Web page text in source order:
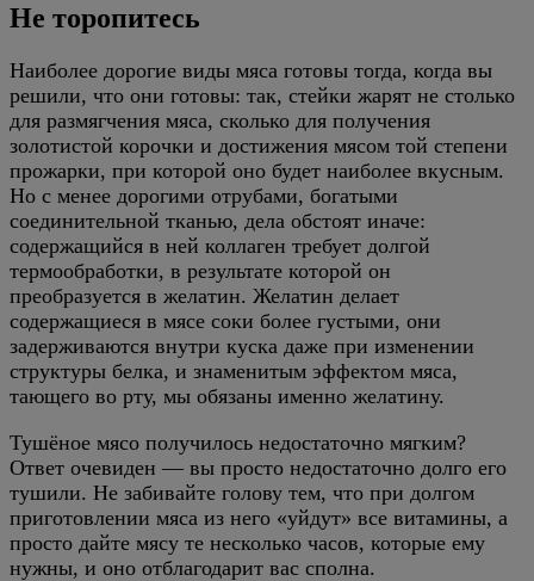
Не торопитесь
Наиболее дорогие виды мяса готовы тогда, когда вы
решили, что они готовы: так, стейки жарят не столько
для размягчения мяса, сколько для получения
золотистой корочки и достижения мясом той степени
прожарки, при которой оно будет наиболее вкусным.
Но с менее дорогими отрубами, богатыми
соединительной тканью, дела обстоят иначе:
содержащийся в ней коллаген требует долгой
термообработки, в результате которой он
преобразуется в желатин. Желатин делает
содержащиеся в мясе соки более густыми, они
задерживаются внутри куска даже при изменении
структуры белка, и знаменитым эффектом мяса,
тающего во рту, мы обязаны именно желатину.
Тушёное мясо получилось недостаточно мягким?
Ответ очевиден — вы просто недостаточно долго его
тушили. Не забивайте голову тем, что при долгом
приготовлении мяса из него «уйдут» все витамины, а
просто дайте мясу те несколько часов, которые ему
нужны, и оно отблагодарит вас сполна.